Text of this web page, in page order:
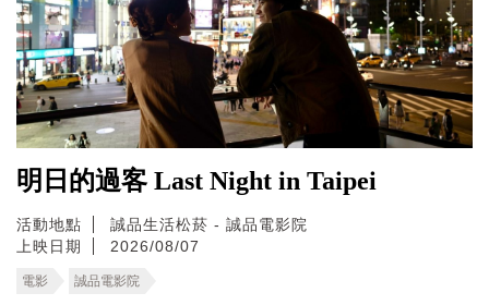
明日的過客 Last Night in Taipei
活動地點
誠品生活松菸 - 誠品電影院
上映日期
2026/08/07
電影 誠品電影院